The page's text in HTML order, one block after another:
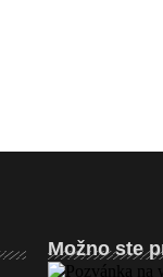
Možno ste